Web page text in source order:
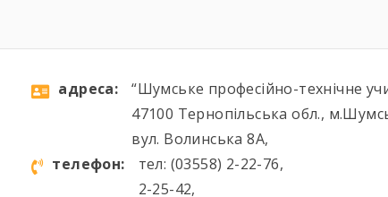
aдресa:
“Шумське професійно-технічне
47100 Тернопільська обл.,
вул. Волинська 8А,
телефон:
тел: (03558) 2-22-76,
2-25-42,